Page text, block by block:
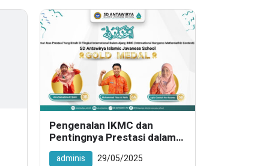
Pengenalan IKMC dan
Pentingnya Prestasi dalam
Kompetisi Matematika
adminis 29/05/2025